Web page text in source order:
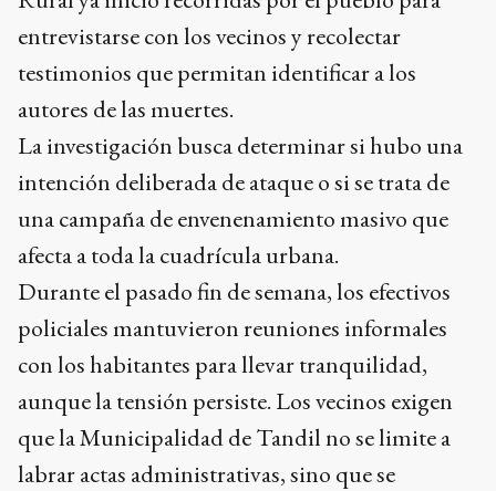
entrevistarse con los vecinos y recolectar
testimonios que permitan identificar a los
autores de las muertes.
La investigación busca determinar si hubo una
intención deliberada de ataque o si se trata de
una campaña de envenenamiento masivo que
afecta a toda la cuadrícula urbana.
Durante el pasado fin de semana, los efectivos
policiales mantuvieron reuniones informales
con los habitantes para llevar tranquilidad,
aunque la tensión persiste. Los vecinos exigen
que la Municipalidad de Tandil no se limite a
labrar actas administrativas, sino que se